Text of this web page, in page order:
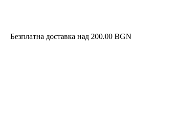
Безплатна доставка над 200.00 BGN